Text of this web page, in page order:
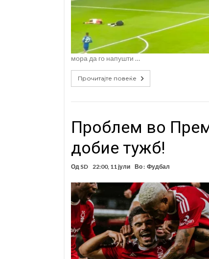
мора да го напушти …
Прочитајте повеќе
Проблем во
добие тужб!
Од SD 22:00, 11 јули Во : Фудбал